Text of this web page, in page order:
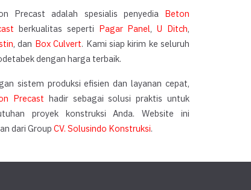
Precast adalah spesialis penyedia Beton
berkualitas seperti Pagar Panel,U Ditch,
, dan Box Culvert. Kami siap kirim ke seluruh
dengan harga terbaik.
sistem produksi efisien dan layanan cepat,
Precast hadir sebagai solusi praktis untuk
proyek konstruksi Anda. Website ini
dari GroupCV. Solusindo Konstruksi.